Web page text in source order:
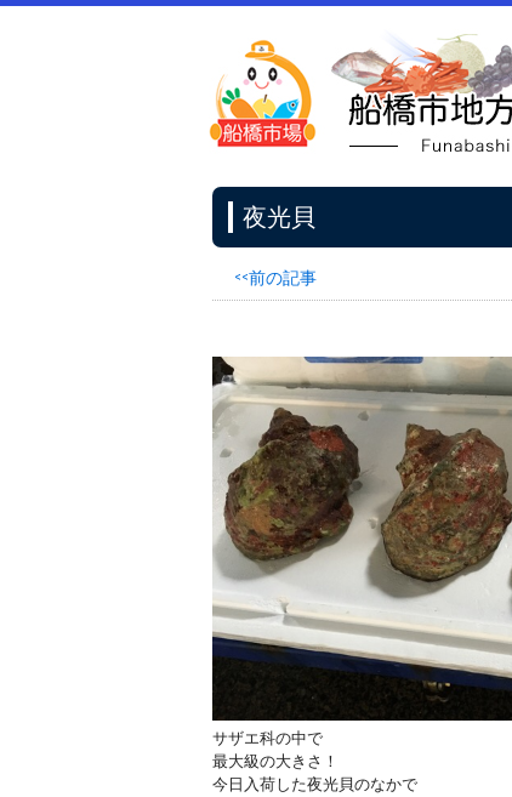
夜光貝
<<前の記事
サザエ科の中で
最大級の大きさ！
今日入荷した夜光貝のなかで